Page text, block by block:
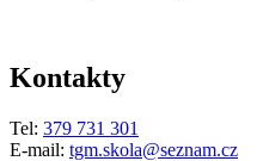
Kontakty
Tel: 379 731 301
E-mail: tgm.skola@seznam.cz